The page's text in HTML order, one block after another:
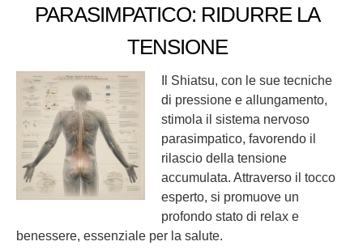
PARASIMPATICO: RIDURRE LA
TENSIONE
Il Shiatsu, con le sue tecniche
di pressione e allungamento,
stimola il sistema nervoso
parasimpatico, favorendo il
rilascio della tensione
accumulata. Attraverso il tocco
esperto, si promuove un
profondo stato di relax e
benessere, essenziale per la salute.